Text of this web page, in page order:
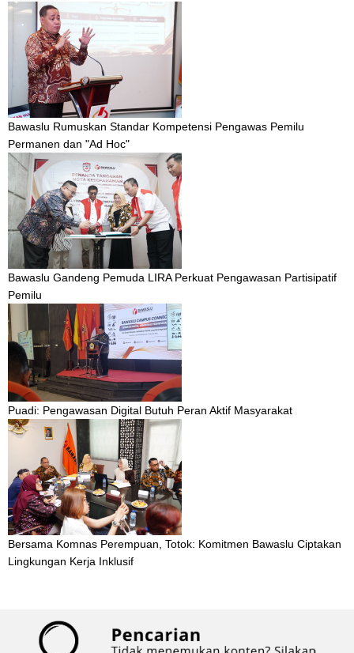
Bawaslu Rumuskan Standar Kompetensi Pengawas Pemilu
Permanen dan "Ad Hoc"
Bawaslu Gandeng Pemuda LIRA Perkuat Pengawasan Partisipatif
Pemilu
Puadi: Pengawasan Digital Butuh Peran Aktif Masyarakat
Bersama Komnas Perempuan, Totok: Komitmen Bawaslu Ciptakan
Lingkungan Kerja Inklusif